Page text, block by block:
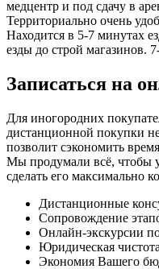
медцентр и под сдачу в
Территориально очень
Находится в 5-7 минутах
езды до строй магазинов.
Записаться на
Для иногородних
дистанционной покупки
позволит сэкономить
Мы продумали всё, чтобы
сделать его максимально
Дистанционные
Сопровождение
Онлайн-экскурсии
Юридическая чистота
Экономия Вашего